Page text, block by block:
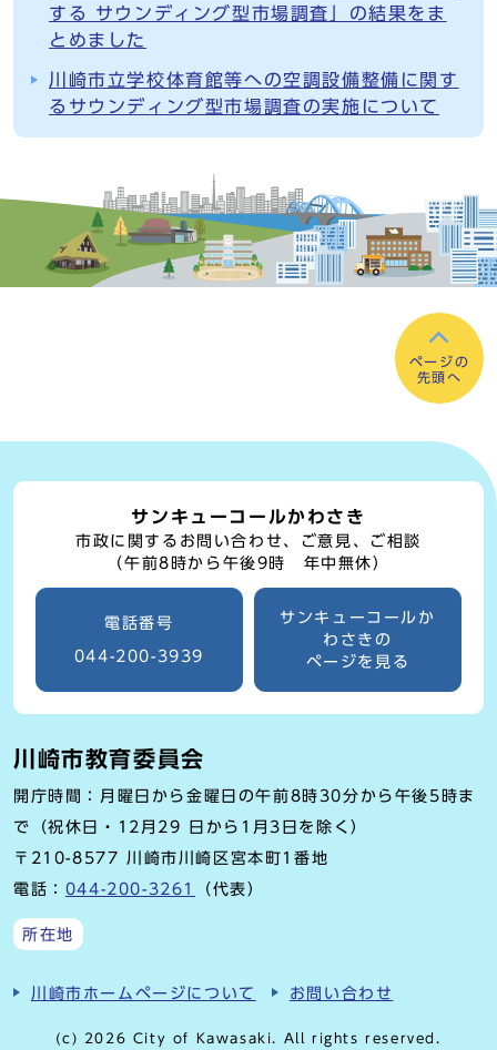
する サウンディング型市場調査」の結果をま
とめました
川崎市立学校体育館等への空調設備整備に関す
るサウンディング型市場調査の実施について
ページの
先頭へ
サンキューコールかわさき
市政に関するお問い合わせ、ご意見、ご相談
（午前8時から午後9時 年中無休）
電話番号
044-200-3939
サンキューコールか
わさきの
ページを見る
川崎市教育委員会
開庁時間：月曜日から金曜日の午前8時30分から午後5時ま
で（祝休日・12月29 日から1月3日を除く）
〒210-8577 川崎市川崎区宮本町1番地
電話： 044-200-3261 （代表）
所在地
川崎市ホームページについて お問い合わせ
(c) 2026 City of Kawasaki. All rights reserved.